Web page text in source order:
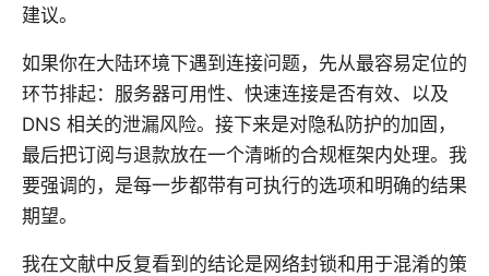
建议。
如果你在大陆环境下遇到连接问题，先从最容易定位的
环节排起：服务器可用性、快速连接是否有效、以及
DNS 相关的泄漏风险。接下来是对隐私防护的加固，
最后把订阅与退款放在一个清晰的合规框架内处理。我
要强调的，是每一步都带有可执行的选项和明确的结果
期望。
我在文献中反复看到的结论是网络封锁和用于混淆的策